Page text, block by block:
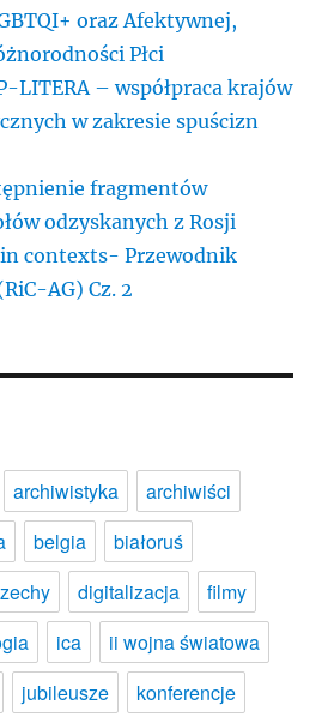
oraz Afektywnej,
Płci
LITERA – współpraca krajów
w zakresie spuścizn
fragmentów
odzyskanych z Rosji
in contexts- Przewodnik
AG) Cz. 2
archiwistyka
archiwiści
belgia
białoruś
digitalizacja
filmy
ica
ii wojna światowa
jubileusze
konferencje